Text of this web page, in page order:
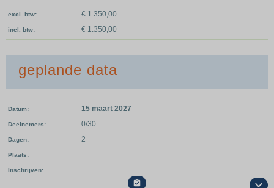
excl. btw € 1.350,00
incl. btw € 1.350,00
geplande data
Datum 15 maart 2027
Deelnemers 0/30
Dagen 2
Plaats
Inschrijven
